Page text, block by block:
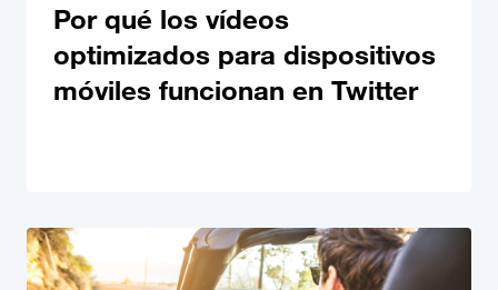
Por qué los vídeos
optimizados para dispositivos
móviles funcionan en Twitter